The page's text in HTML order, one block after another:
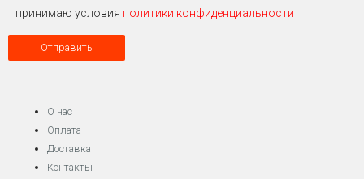
принимаю условия политики конфиденциальности
О нас
Оплата
Доставка
Контакты